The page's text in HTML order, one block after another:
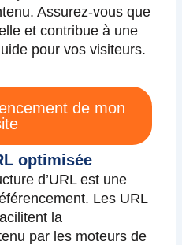
Assurez-vous que
et contribue à une
pour vos visiteurs.
de mon
optimisée
d’URL est une
Les URL
la
par les moteurs de